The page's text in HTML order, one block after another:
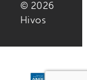
© 2026
Hivos